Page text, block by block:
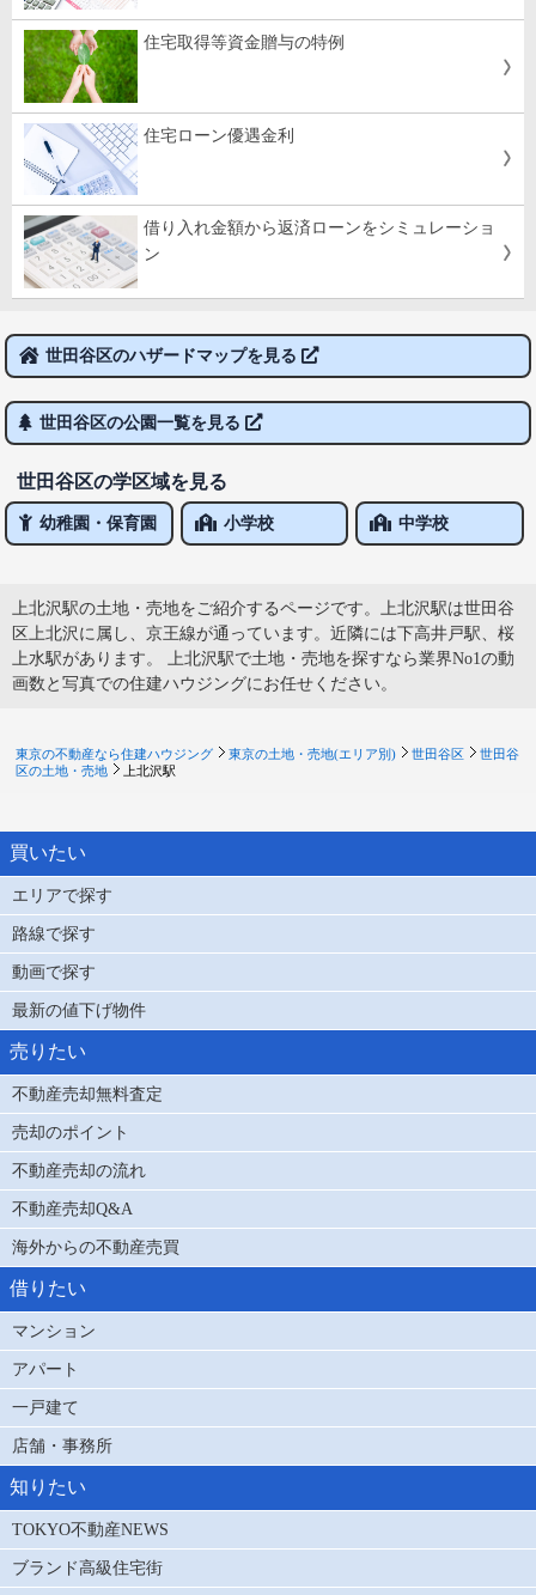
住宅取得等資金贈与の特例
住宅ローン優遇金利
借り入れ金額から返済ローンをシミュレーショ
ン
世田谷区のハザードマップを見る
世田谷区の公園一覧を見る
世田谷区の学区域を見る
幼稚園・保育園 小学校 中学校
上北沢駅の土地・売地をご紹介するページです。上北沢駅は世田谷
区上北沢に属し、京王線が通っています。近隣には下高井戸駅、桜
上水駅があります。 上北沢駅で土地・売地を探すなら業界No1の動
画数と写真での住建ハウジングにお任せください。
東京の不動産なら住建ハウジング 東京の土地・売地(エリア別) 世田谷区
世田谷
区の土地・売地
上北沢駅
買いたい
エリアで探す
路線で探す
動画で探す
最新の値下げ物件
売りたい
不動産売却無料査定
売却のポイント
不動産売却の流れ
不動産売却Q&A
海外からの不動産売買
借りたい
マンション
アパート
一戸建て
店舗・事務所
知りたい
TOKYO不動産NEWS
ブランド高級住宅街